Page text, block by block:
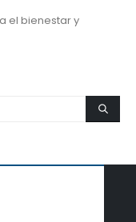
el bienestar y